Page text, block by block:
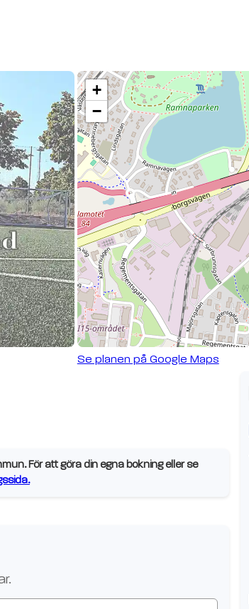
+
−
Se planen på Google Maps
För att göra din egna bokning eller se